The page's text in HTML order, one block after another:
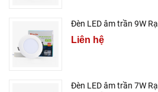
Đèn LED âm trần 9W
Liên hệ
Đèn LED âm trần 7W